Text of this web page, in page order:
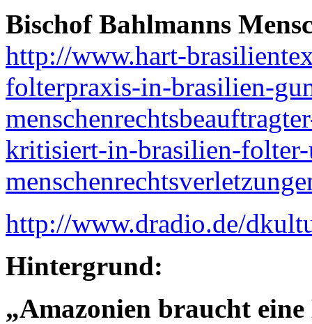
Bischof Bahlmanns
http://www.hart-
folterpraxis-in-brasilien-
kritisiert-in-brasilien-folter-
http://www.dradio.de/
Hintergrund:
„Amazonien braucht